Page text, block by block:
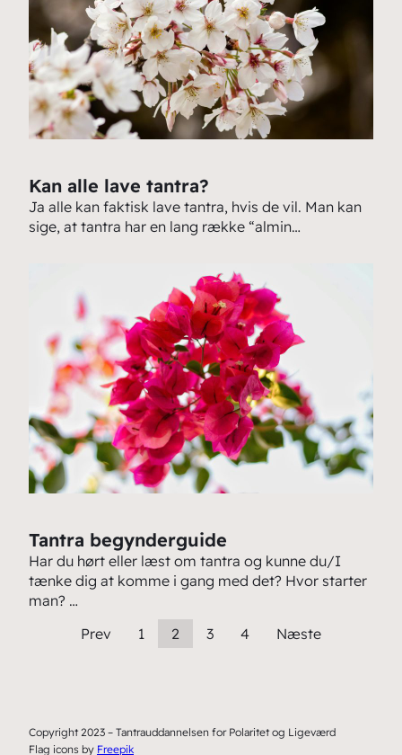
Kan alle lave tantra?
Ja alle kan faktisk lave tantra, hvis de vil. Man kan
sige, at tantra har en lang række “almin…
Tantra begynderguide
Har du hørt eller læst om tantra og kunne du/I
tænke dig at komme i gang med det? Hvor starter
man? …
Prev
1 2 3 4 Næste
Copyright 2023 – Tantrauddannelsen for Polaritet og Ligeværd
Flag icons by Freepik